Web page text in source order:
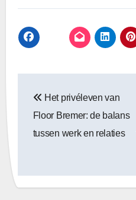
navigatie
Het privéleven van
Floor Bremer: de balans
tussen werk en relaties